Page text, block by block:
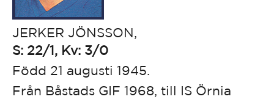
JERKER JÖNSSON,
S: 22/1, Kv: 3/0
Född 21 augusti 1945.
Från Båstads GIF 1968, till IS Örnia